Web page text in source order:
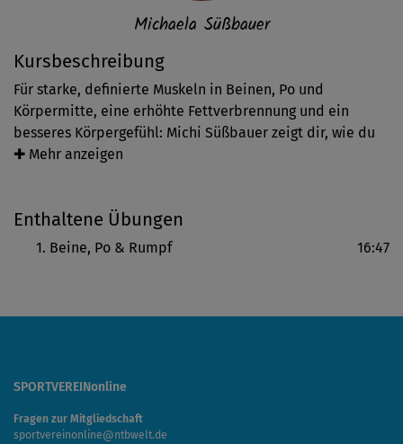
Kursbeschreibung
Für starke, definierte Muskeln in Beinen, Po und
Körpermitte, eine erhöhte Fettverbrennung und ein
besseres Körpergefühl: Michi Süßbauer zeigt dir, wie du
mit Hilfe von Gewichten deine Muskulatur kräftigst.
Mehrbelastung besonders fordernd werden. Die bewegte
Pause zwischen den Sets nutzt du zur zusätzlichen
Muskelstärkung, die sich ohne Gewichte fast
✚ Mehr anzeigen
Enthaltene Übungen
Beine, Po & Rumpf 16:47
Michaela Süßbauer
SPORTVEREINonline
Fragen zur Mitgliedschaft
sportvereinonline@ntbwelt.de